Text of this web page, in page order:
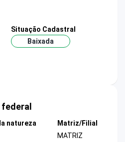
Situação Cadastral
Baixada
natureza
Matriz/Filial
MATRIZ